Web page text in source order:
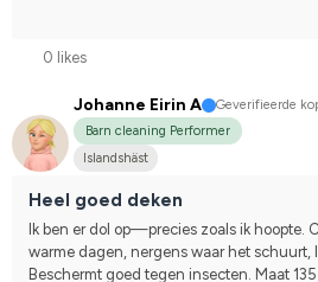
0 likes
Johanne Eirin A
Geverifieerde
Barn cleaning Performer
Islandshäst
Heel goed deken
Ik ben er dol op—precies zoals ik hoopte.
warme dagen, nergens waar het schuurt,
Beschermt goed tegen insecten. Maat